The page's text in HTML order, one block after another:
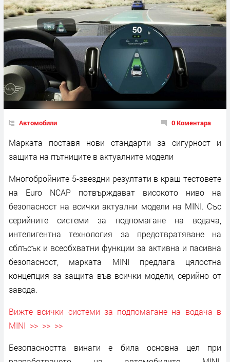
Автомобили 0 Коментара
Марката поставя нови стандарти за сигурност и
защита на пътниците в актуалните модели
Многобройните 5-звездни резултати в краш тестовете
на Euro NCAP потвърждават високото ниво на
безопасност на всички актуални модели на MINI. Със
серийните системи за подпомагане на водача,
интелигентна технология за предотвратяване на
сблъсък и всеобхватни функции за активна и пасивна
безопасност, марката MINI предлага цялостна
концепция за защита във всички модели, серийно от
завода.
Вижте всички системи за подпомагане на водача в
MINI >> >> >>
Безопасността винаги е била основна цел при